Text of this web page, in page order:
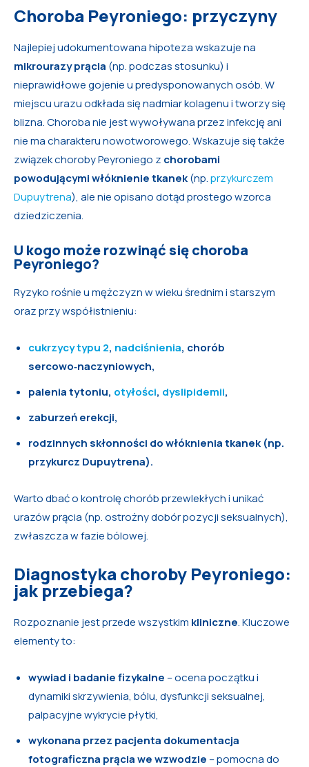
Choroba Peyroniego: przyczyny
Najlepiej udokumentowana hipoteza wskazuje na
mikrourazy prącia (np. podczas stosunku) i
nieprawidłowe gojenie u predysponowanych osób. W
miejscu urazu odkłada się nadmiar kolagenu i tworzy się
blizna. Choroba nie jest wywoływana przez infekcję ani
nie ma charakteru nowotworowego. Wskazuje się także
związek choroby Peyroniego z chorobami
powodującymi włóknienie tkanek(np.przykurczem
Dupuytrena), ale nie opisano dotąd prostego wzorca
dziedziczenia.
U kogo może rozwinąć się choroba
Peyroniego?
Ryzyko rośnie u mężczyzn w wieku średnim i starszym
oraz przy współistnieniu:
cukrzycy typu 2, nadciśnienia, chorób
sercowo‑naczyniowych,
palenia tytoniu, otyłości, dyslipidemii,
zaburzeń erekcji,
rodzinnych skłonności do włóknienia tkanek (np.
przykurcz Dupuytrena).
Warto dbać o kontrolę chorób przewlekłych i unikać
urazów prącia (np. ostrożny dobór pozycji seksualnych),
zwłaszcza w fazie bólowej.
Diagnostyka choroby Peyroniego:
jak przebiega?
Rozpoznanie jest przede wszystkim kliniczne. Kluczowe
elementy to:
wywiad i badanie fizykalne – ocena początku i
dynamiki skrzywienia, bólu, dysfunkcji seksualnej,
palpacyjne wykrycie płytki,
wykonana przez pacjenta dokumentacja
fotograficzna prącia we wzwodzie – pomocna do